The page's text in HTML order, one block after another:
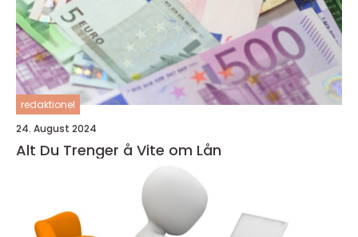
redaktionel
24. August 2024
Alt Du Trenger å Vite om Lån